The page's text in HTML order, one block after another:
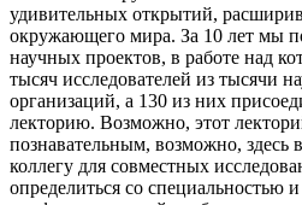
удивительных открытий,
окружающего мира. За 10 лет мы
научных проектов, в работе над
тысяч исследователей из тысячи
организаций, а 130 из них
лекторию. Возможно, этот
познавательным, возможно, здесь
коллегу для совместных
определиться со специальностью